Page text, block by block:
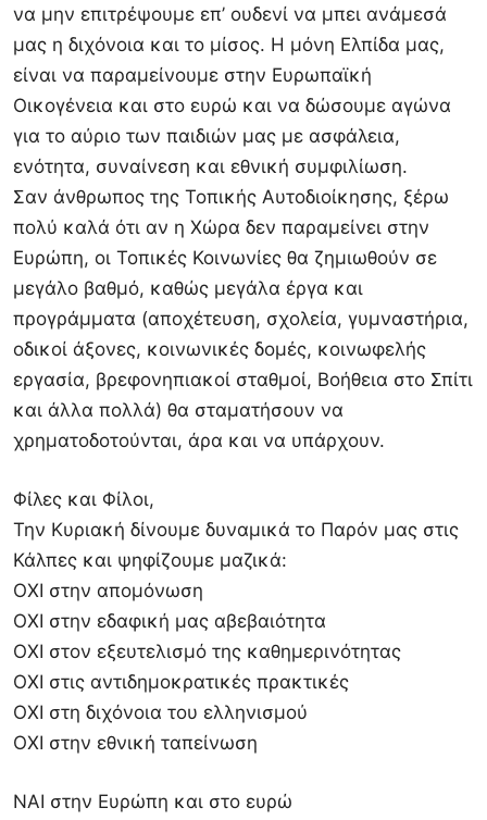
να μην επιτρέψουμε επ’ ουδενί να μπει ανάμεσά
μας η διχόνοια και το μίσος. Η μόνη Ελπίδα μας,
είναι να παραμείνουμε στην Ευρωπαϊκή
Οικογένεια και στο ευρώ και να δώσουμε αγώνα
για το αύριο των παιδιών μας με ασφάλεια,
ενότητα, συναίνεση και εθνική συμφιλίωση.
Σαν άνθρωπος της Τοπικής Αυτοδιοίκησης, ξέρω
πολύ καλά ότι αν η Χώρα δεν παραμείνει στην
Ευρώπη, οι Τοπικές Κοινωνίες θα ζημιωθούν σε
μεγάλο βαθμό, καθώς μεγάλα έργα και
προγράμματα (αποχέτευση, σχολεία, γυμναστήρια,
οδικοί άξονες, κοινωνικές δομές, κοινωφελής
εργασία, βρεφονηπιακοί σταθμοί, Βοήθεια στο Σπίτι
και άλλα πολλά) θα σταματήσουν να
χρηματοδοτούνται, άρα και να υπάρχουν.
Φίλες και Φίλοι,
Την Κυριακή δίνουμε δυναμικά το Παρόν μας στις
Κάλπες και ψηφίζουμε μαζικά:
ΟΧΙ στην απομόνωση
ΟΧΙ στην εδαφική μας αβεβαιότητα
ΟΧΙ στον εξευτελισμό της καθημερινότητας
ΟΧΙ στις αντιδημοκρατικές πρακτικές
ΟΧΙ στη διχόνοια του ελληνισμού
ΟΧΙ στην εθνική ταπείνωση
ΝΑΙ στην Ευρώπη και στο ευρώ